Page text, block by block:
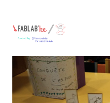
Fablab'ke
Posts